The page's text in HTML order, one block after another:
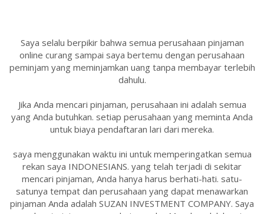
Saya selalu berpikir bahwa semua perusahaan pinjaman
online curang sampai saya bertemu dengan perusahaan
peminjam yang meminjamkan uang tanpa membayar terlebih
dahulu.
Jika Anda mencari pinjaman, perusahaan ini adalah semua
yang Anda butuhkan. setiap perusahaan yang meminta Anda
untuk biaya pendaftaran lari dari mereka.
saya menggunakan waktu ini untuk memperingatkan semua
rekan saya INDONESIANS. yang telah terjadi di sekitar
mencari pinjaman, Anda hanya harus berhati-hati. satu-
satunya tempat dan perusahaan yang dapat menawarkan
pinjaman Anda adalah SUZAN INVESTMENT COMPANY. Saya